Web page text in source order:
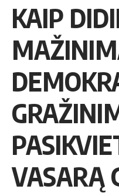
KAIP
VASARĄ